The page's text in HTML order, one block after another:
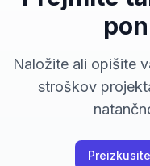
Naložite ali opišite
stroškov
Preizkusite